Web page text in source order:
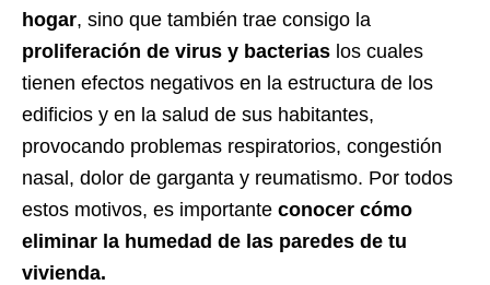
hogar, sino que también trae consigo la
proliferación de virus y bacterias los cuales
tienen efectos negativos en la estructura de los
edificios y en la salud de sus habitantes,
provocando problemas respiratorios, congestión
nasal, dolor de garganta y reumatismo. Por todos
estos motivos, es importante conocer cómo
eliminar la humedad de las paredes de tu
vivienda.